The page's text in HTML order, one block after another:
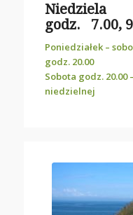
Niedziela
godz. 7.00,
Poniedziałek –
godz. 20.00
Sobota godz.
niedzielnej